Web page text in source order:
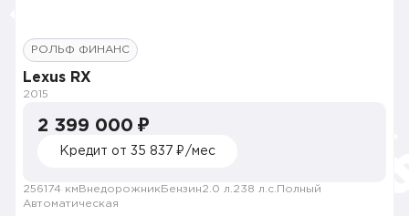
РОЛЬФ ФИНАНС
Lexus RX
2015
2 399 000 ₽
Кредит от 35 837 ₽/мес
256174 км Внедорожник Бензин2.0 л. 238 л.с. Полный
Автоматическая